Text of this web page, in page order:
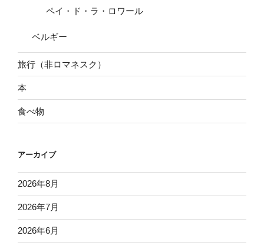
ペイ・ド・ラ・ロワール
ベルギー
旅行（非ロマネスク）
本
食べ物
アーカイブ
2026年8月
2026年7月
2026年6月